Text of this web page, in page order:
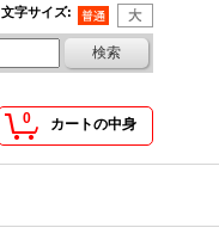
文字サイズ:
0 カートの中身